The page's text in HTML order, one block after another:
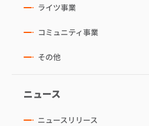
ライツ事業
コミュニティ事業
その他
ニュース
ニュースリリース